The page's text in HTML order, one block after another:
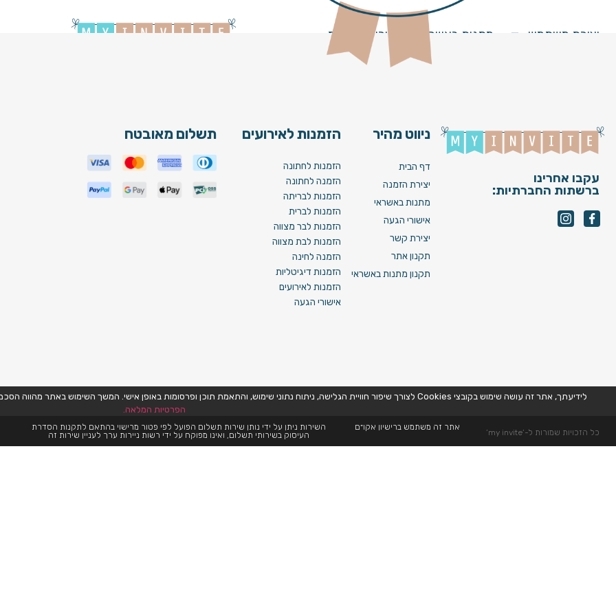
יצירת משתמש מתנות באשראי מחירים וחבילות
Bar Mitzva N04 [ Image ]
עקבו אחרינו
ברשתות החברתיות:
ניווט מהיר
דף הבית
יצירת הזמנה
מתנות באשראי
אישורי הגעה
יצירת קשר
תקנון אתר
תקנון מתנות באשראי
הזמנות לאירועים
הזמנות לחתונה
הזמנה לחתונה
הזמנות לבריתה
הזמנות לברית
הזמנות לבר מצווה
הזמנות לבת מצווה
הזמנה לחינה
הזמנות דיגיטליות
הזמנות לאירועים
אישורי הגעה
תשלום מאובטח
לידיעתך, אתר זה עושה שימוש בקובצי Cookies לצורך שיפור חוויית הגלישה, ניתוח נתוני שימוש, והתאמת תוכן ופרסומות באופן אישי. המשך השימוש באתר מהווה הסכמה לשימוש זה, בהתאם למדיניות הפרטיות שלנו. למידע נוסף,
הפרטיות המלאה.
כל הזכויות שמורות ל-’my invite’
אתר זה משתמש ברישיון אקו״ם
השירות ניתן על ידי נותן שירות תשלום הפועל לפי פטור מרישוי בהתאם לתקנות הסדרת
העיסוק בשירותי תשלום, ואינו מפוקח על ידי רשות ניירות ערך לעניין שירות זה